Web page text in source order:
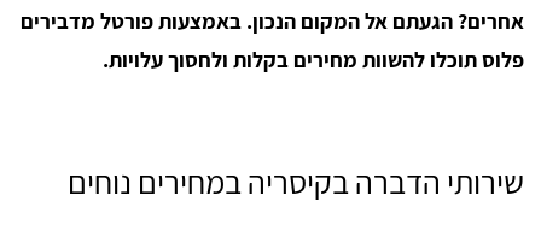
אחרים? הגעתם אל המקום הנכון. באמצעות פורטל מדבירים
פלוס תוכלו להשוות מחירים בקלות ולחסוך עלויות.
​שירותי הדברה בקיסריה במחירים נוחים